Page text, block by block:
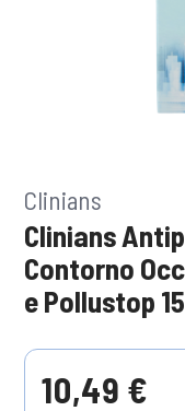
Clinians
Clinians
Contorno
e Pollustop
10,49 €